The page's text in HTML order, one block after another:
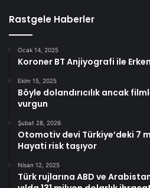
Rastgele Haberler
Ocak 14, 2025
Koroner BT Anjiyografi ile
Ekim 15, 2025
Böyle dolandırıcılık ancak
vurgun
Şubat 28, 2026
Otomotiv devi Türkiye’deki 7
Hayati risk taşıyor
Nisan 12, 2025
Türk rujlarına ABD ve